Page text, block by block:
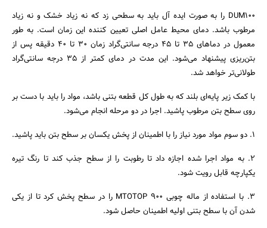
DUM100 را به صورت ایده آل باید به سطحی زد که نه زیاد خشک و نه زیاد
مرطوب باشد. دمای محیط عامل اصلی تعیین کننده این زمان است. به طور
معمول در دماهای 35 تا 45 درجه سانتی‌گراد زمان 30 تا 40 دقیقه پس از
بتن‌ریزی پیشنهاد می‌شود. این مدت در دمای کمتر از 35 درجه سانتی‌گراد
طولانی‌تر خواهد شد.
با کمک زیر پایه‌ای بلند که به طول کل قطعه بتنی باشد، مواد را باید با دست بر
روی سطح بتن مرطوب پاشید. اجرا در دو مرحله انجام می‌شود.
1. دو سوم مواد مورد نیاز را با اطمینان از پخش یکسان بر سطح بتن باید پاشید.
2. به مواد اجرا شده اجازه داد تا رطوبت را از سطح جذب کند تا رنگ تیره
یکپارچه‌ قابل رویت شود.
3. با استفاده از ماله چوبی MTOTOP 900 را در سطح پخش کرد تا از یکی
شدن آن با سطح بتنی اولیه اطمینان حاصل شود.